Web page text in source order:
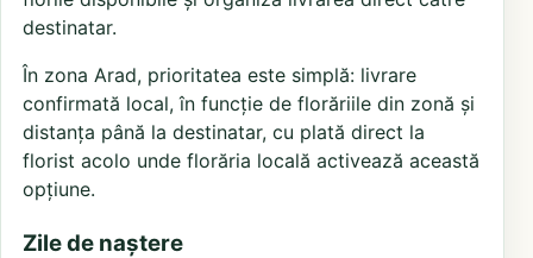
destinatar.
În zona Arad, prioritatea este simplă: livrare
confirmată local, în funcție de florăriile din zonă și
distanța până la destinatar, cu plată direct la
florist acolo unde florăria locală activează această
opțiune.
Zile de naștere